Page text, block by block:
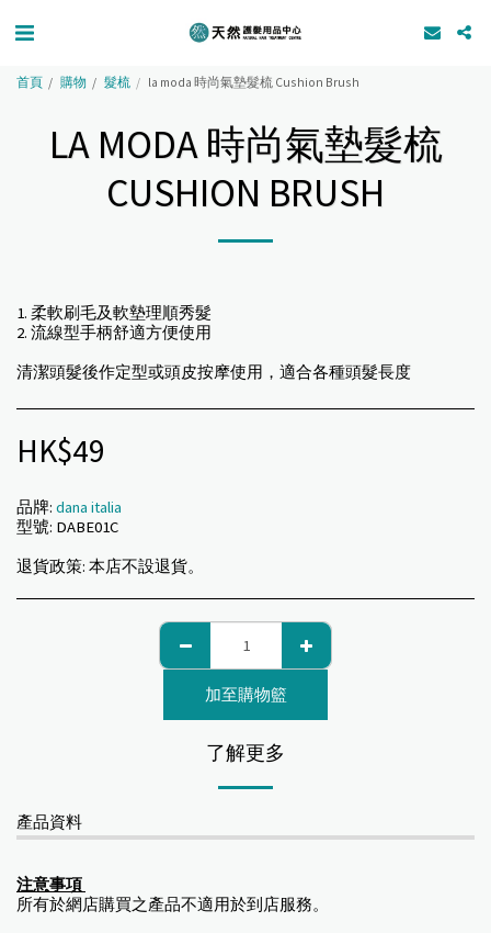
首頁 購物 髮梳 la moda 時尚氣墊髮梳 Cushion Brush
LA MODA 時尚氣墊髮梳
CUSHION BRUSH
1. 柔軟刷毛及軟墊理順秀髮
2. 流線型手柄舒適方便使用
清潔頭髮後作定型或頭皮按摩使用，適合各種頭髮長度
HK$49
品牌: dana italia
型號: DABE01C
退貨政策: 本店不設退貨。
加至購物籃
了解更多
產品資料
注意事項
所有於網店購買之產品不適用於到店服務。